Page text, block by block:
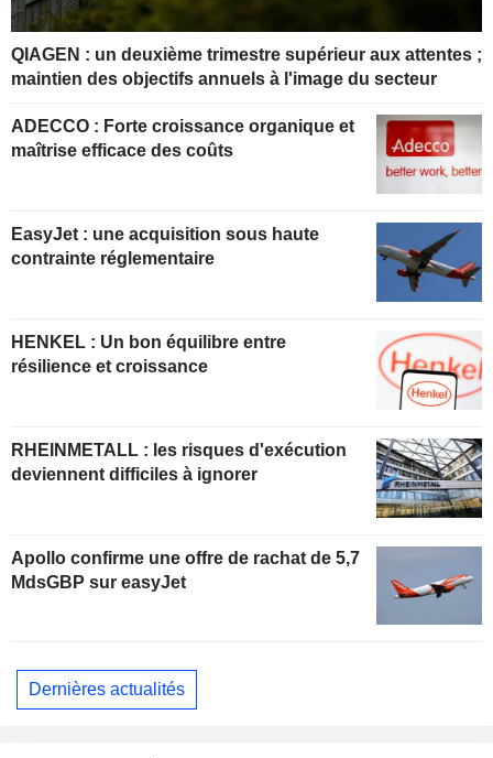
QIAGEN : un deuxième trimestre supérieur aux attentes ;
maintien des objectifs annuels à l'image du secteur
ADECCO : Forte croissance organique et
maîtrise efficace des coûts
EasyJet : une acquisition sous haute
contrainte réglementaire
HENKEL : Un bon équilibre entre
résilience et croissance
RHEINMETALL : les risques d'exécution
deviennent difficiles à ignorer
Apollo confirme une offre de rachat de 5,7
MdsGBP sur easyJet
Dernières actualités